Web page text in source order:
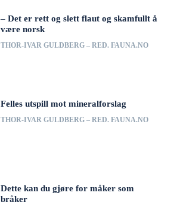
– Det er rett og slett flaut og skamfullt å
være norsk
THOR-IVAR GULDBERG – RED. FAUNA.NO
Felles utspill mot mineralforslag
THOR-IVAR GULDBERG – RED. FAUNA.NO
Dette kan du gjøre for måker som
bråker